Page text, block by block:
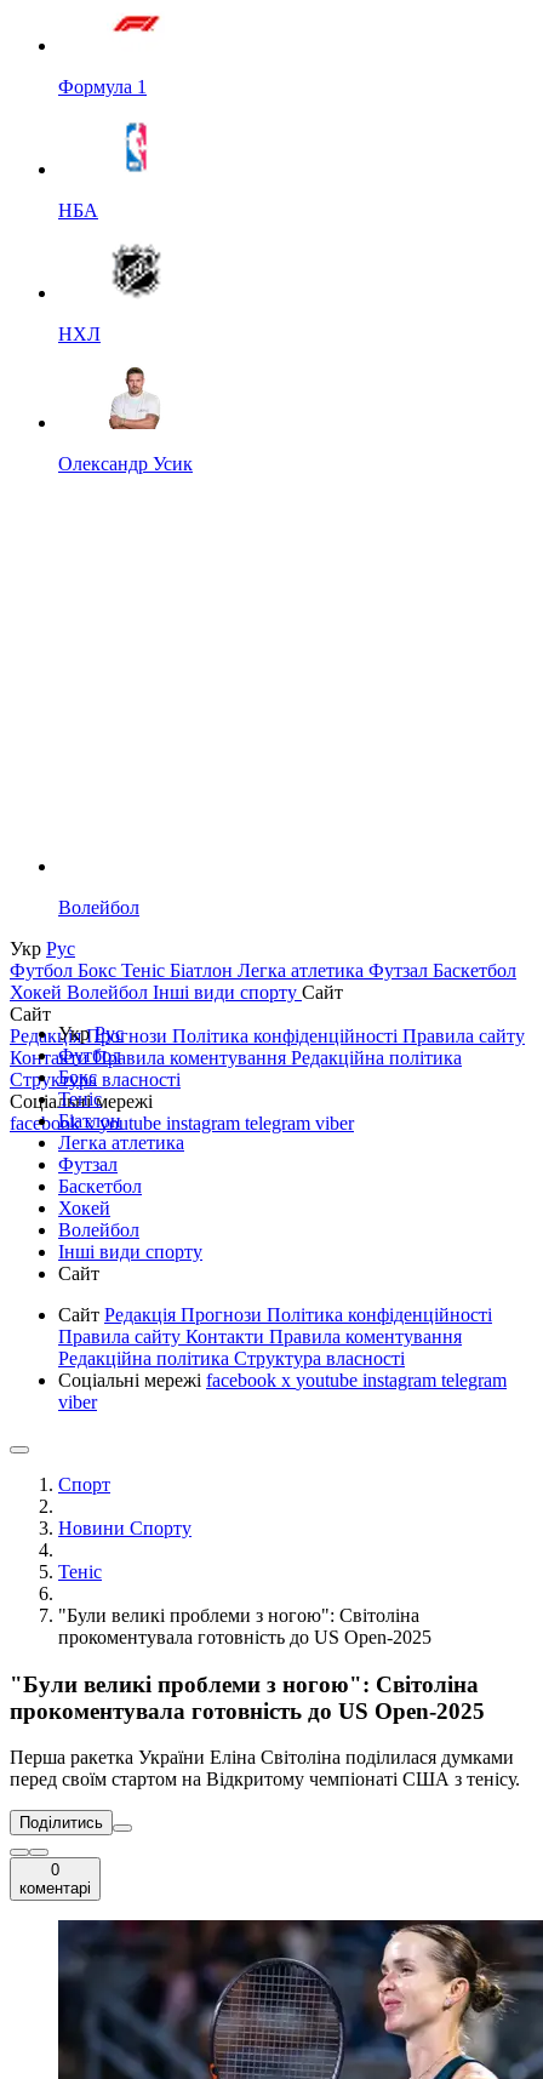
Формула 1
НБА
НХЛ
Олександр Усик
Волейбол
Укр Рус
Футбол Бокс Теніс Біатлон Легка атлетика Футзал Баскетбол
Хокей Волейбол Інші види спорту Сайт
Сайт
РедакціяПрогнози Політика конфіденційності Правила сайту
КонтактиПравила коментування Редакційна політика
Структура власності
Соціальні мережі
facebookxyoutube instagram telegram viber
УкрРус
Футбол
Бокс
Теніс
Біатлон
Легка атлетика
Футзал
Баскетбол
Хокей
Волейбол
Інші види спорту
Сайт
Сайт Редакція Прогнози Політика конфіденційності
Правила сайту Контакти Правила коментування
Редакційна політика Структура власності
Соціальні мережі facebook x youtube instagram telegram
viber
Спорт
Новини Спорту
Теніс
"Були великі проблеми з ногою": Світоліна
прокоментувала готовність до US Open-2025
"Були великі проблеми з ногою": Світоліна
прокоментувала готовність до US Open-2025
Перша ракетка України Еліна Світоліна поділилася думками
перед своїм стартом на Відкритому чемпіонаті США з тенісу.
Поділитись
0
коментарі